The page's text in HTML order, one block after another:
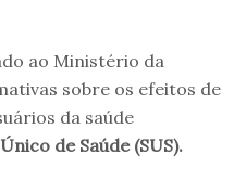
ao Ministério da
sobre os efeitos de
da saúde
de Saúde (SUS).